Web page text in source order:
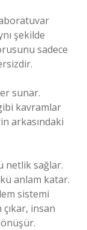
şekilde
sadece
sunar.
kavramlar
arkasındaki
netlik sağlar.
anlam katar.
sistemi
insan